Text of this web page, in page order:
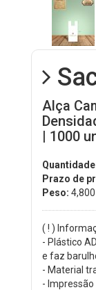
Alça
| 1000
Prazo de
Peso: 4,800
( ! )
- Plástico
e faz
- Material
- Impressão